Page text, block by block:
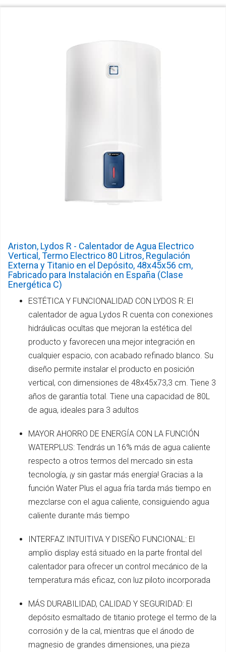
Ariston, Lydos R - Calentador de Agua Electrico
Vertical, Termo Electrico 80 Litros, Regulación
Externa y Titanio en el Depósito, 48x45x56 cm,
Fabricado para Instalación en España (Clase
Energética C)
ESTÉTICA Y FUNCIONALIDAD CON LYDOS R: El
calentador de agua Lydos R cuenta con conexiones
hidráulicas ocultas que mejoran la estética del
producto y favorecen una mejor integración en
cualquier espacio, con acabado refinado blanco. Su
diseño permite instalar el producto en posición
vertical, con dimensiones de 48x45x73,3 cm. Tiene 3
años de garantía total. Tiene una capacidad de 80L
de agua, ideales para 3 adultos
MAYOR AHORRO DE ENERGÍA CON LA FUNCIÓN
WATERPLUS: Tendrás un 16% más de agua caliente
respecto a otros termos del mercado sin esta
tecnología, ¡y sin gastar más energía! Gracias a la
función Water Plus el agua fría tarda más tiempo en
mezclarse con el agua caliente, consiguiendo agua
caliente durante más tiempo
INTERFAZ INTUITIVA Y DISEÑO FUNCIONAL: El
amplio display está situado en la parte frontal del
calentador para ofrecer un control mecánico de la
temperatura más eficaz, con luz piloto incorporada
MÁS DURABILIDAD, CALIDAD Y SEGURIDAD: El
depósito esmaltado de titanio protege el termo de la
corrosión y de la cal, mientras que el ánodo de
magnesio de grandes dimensiones, una pieza